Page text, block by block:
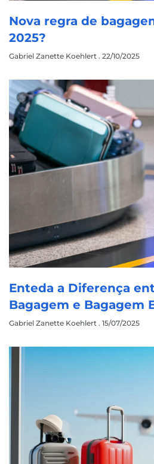
Nova regra de
2025?
Gabriel Zanette Koehlert 22/10/2025
Enteda a Diferença
Bagagem e Bagagem
Gabriel Zanette Koehlert 15/07/2025